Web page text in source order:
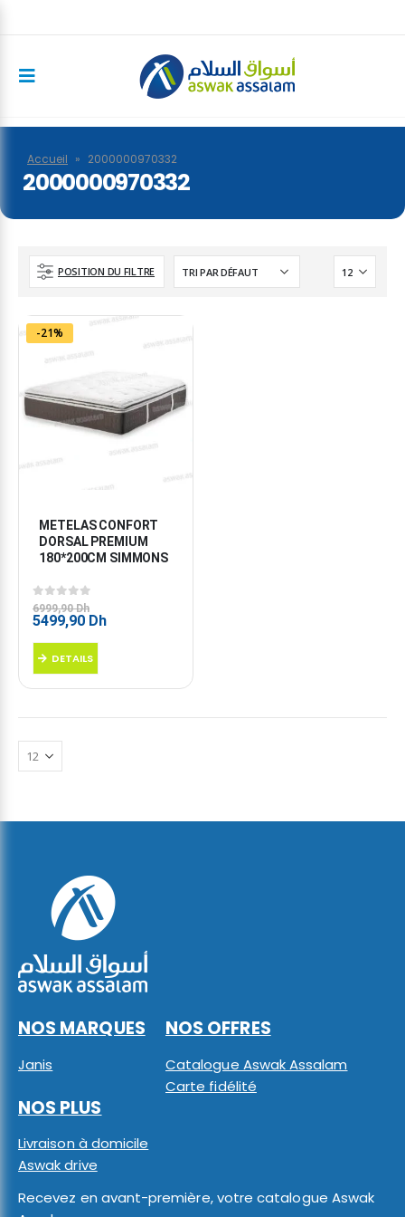
Accueil » 2000000970332
2000000970332
POSITION DU FILTRE
-21%
METELAS CONFORT
DORSAL PREMIUM
180*200CM SIMMONS
0sur 5
6999,90Dh
Le
initial
était :
6999,90 Dh.
5499,90 DhLe
DETAILS
NOS MARQUES
Janis
NOS OFFRES
Catalogue Aswak Assalam
Carte fidélité
NOS PLUS
Livraison à domicile
Aswak drive
Recevez en avant-première, votre catalogue Aswak